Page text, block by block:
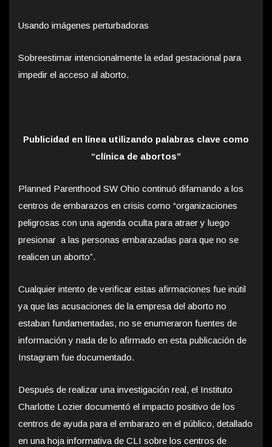
Usando imágenes perturbadoras
Sobreestimar intencionalmente la edad gestacional para
impedir el acceso al aborto.
Publicidad en línea utilizando palabras clave como
“clínica de abortos”
Planned Parenthood SW Ohio continuó difamando a los
centros de embarazos en crisis como “organizaciones
peligrosas con una agenda oculta para atraer y luego
presionar a las personas embarazadas para que no se
realicen un aborto”.
Cualquier intento de verificar estas afirmaciones fue inútil
ya que las acusaciones de la empresa del aborto no
estaban fundamentadas, no se enumeraron fuentes de
información y nada de lo afirmado en esta publicación de
Instagram fue documentado.
Después de realizar una investigación real, el Instituto
Charlotte Lozier documentó el impacto positivo de los
centros de ayuda para el embarazo en el público, detallado
en una hoja informativa de CLI sobre los centros de